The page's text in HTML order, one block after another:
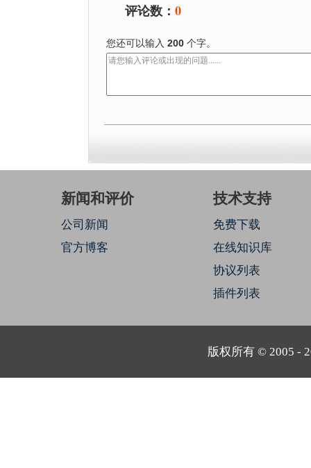
评论数： 0
您还可以输入 200个字。
新闻和评价
公司新闻
官方博客
技术支持
免费下载
在线知识库
协议列表
插件列表
版权所有 © 2005 -